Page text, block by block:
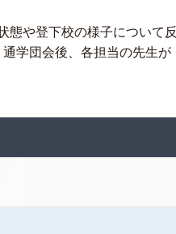
や登下校の様子について反
学団会後、各担当の先生が